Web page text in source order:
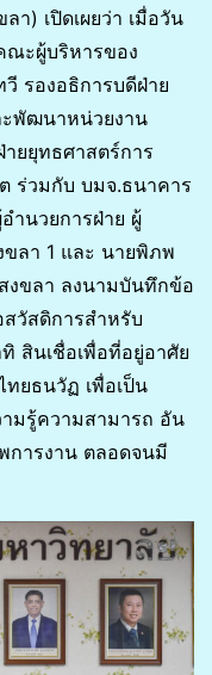
) เปิดเผยว่า เมื่อวัน
ะผู้บริหารของ
รองอธิการบดีฝ่าย
พัฒนาหน่วยงาน
ายยุทธศาสตร์การ
วมกับ บมจ.ธนาคาร
ำนวยการฝ่าย ผู้
ขลา 1 และ นายพิภพ
งขลา ลงนามบันทึกข้อ
วัสดิการสำหรับ
สินเชื่อเพื่อที่อยู่อาศัย
ทยธนวัฏ เพื่อเป็น
มรู้ความสามารถ อัน
การงาน ตลอดจนมี